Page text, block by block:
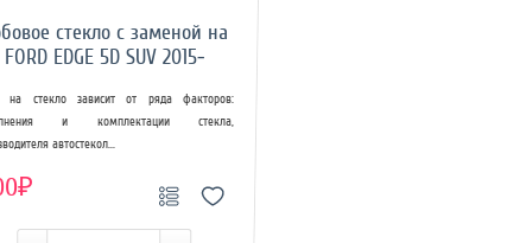
стекло с заменой на
FORD EDGE 5D SUV 2015-
на стекло зависит от ряда факторов:
и комплектации стекла,
автостекол...